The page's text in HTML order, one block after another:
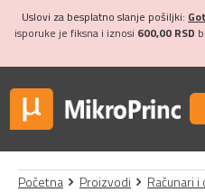
Uslovi za besplatno slanje pošiljki:
isporuke je fiksna i iznosi 600,00 RSD
Početna Proizvodi Računari